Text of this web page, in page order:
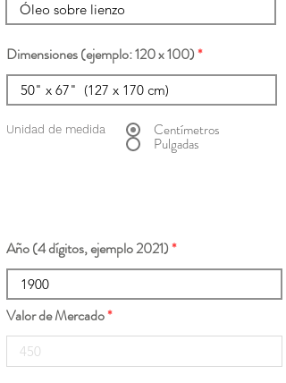
Dimensiones (ejemplo: 120 x 100)
Unidad de medida Centímetros
Pulgadas
Año (4 dígitos, ejemplo 2021)
Valor de Mercado